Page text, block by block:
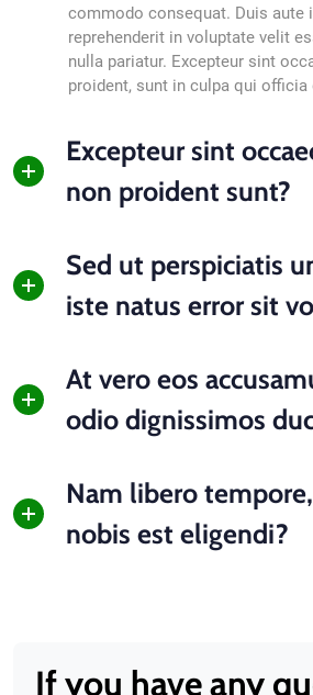
commodo consequat. Duis aute
reprehenderit in voluptate velit
nulla pariatur. Excepteur sint
proident, sunt in culpa qui
Excepteur sint
non proident sunt?
Sed ut perspiciatis
iste natus error sit
At vero eos
odio dignissimos
Nam libero
nobis est eligendi?
If you have any